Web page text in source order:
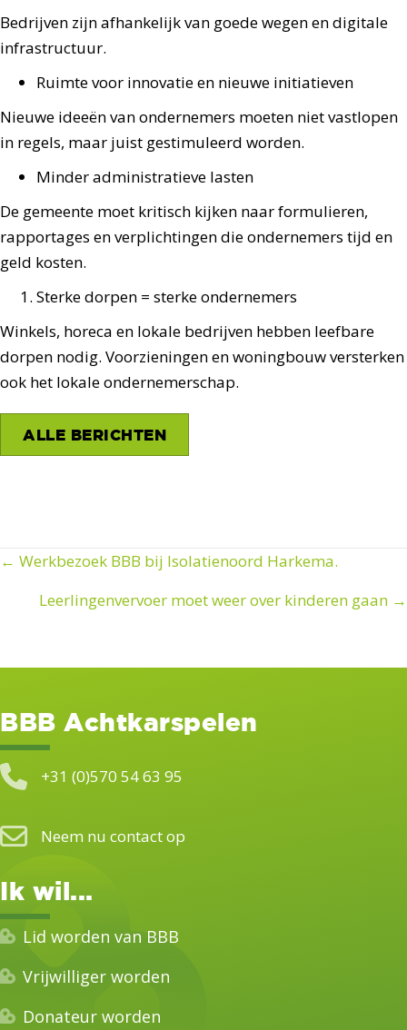
Bedrijven zijn afhankelijk van goede wegen en digitale
infrastructuur.
Ruimte voor innovatie en nieuwe initiatieven
Nieuwe ideeën van ondernemers moeten niet vastlopen
in regels, maar juist gestimuleerd worden.
Minder administratieve lasten
De gemeente moet kritisch kijken naar formulieren,
rapportages en verplichtingen die ondernemers tijd en
geld kosten.
Sterke dorpen = sterke ondernemers
Winkels, horeca en lokale bedrijven hebben leefbare
dorpen nodig. Voorzieningen en woningbouw versterken
ook het lokale ondernemerschap.
ALLE BERICHTEN
Posts
navigation
← Werkbezoek BBB bij Isolatienoord Harkema.
Leerlingenvervoer moet weer over kinderen gaan →
BBB Achtkarspelen
+31 (0)570 54 63 95
Neem nu contact op
Ik wil...
Lid worden van BBB
Vrijwilliger worden
Donateur worden